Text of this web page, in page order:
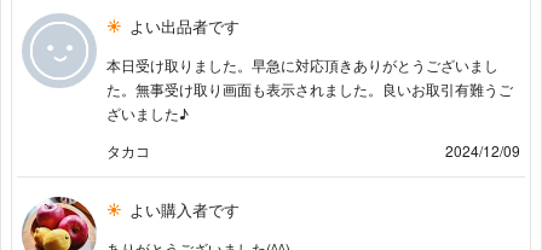
よい出品者です
本日受け取りました。早急に対応頂きありがとうございまし
た。無事受け取り画面も表示されました。良いお取引有難うご
ざいました♪
タカコ
2024/12/09
よい購入者です